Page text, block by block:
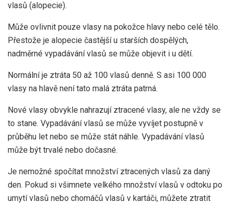
vlasů (alopecie).
Může ovlivnit pouze vlasy na pokožce hlavy nebo celé tělo.
Přestože je alopecie častější u starších dospělých,
nadměrné vypadávání vlasů se může objevit i u dětí.
Normální je ztráta 50 až 100 vlasů denně. S asi 100 000
vlasy na hlavě není tato malá ztráta patrná.
Nové vlasy obvykle nahrazují ztracené vlasy, ale ne vždy se
to stane. Vypadávání vlasů se může vyvíjet postupně v
průběhu let nebo se může stát náhle. Vypadávání vlasů
může být trvalé nebo dočasné.
Je nemožné spočítat množství ztracených vlasů za daný
den. Pokud si všimnete velkého množství vlasů v odtoku po
umytí vlasů nebo chomáčů vlasů v kartáči, můžete ztratit